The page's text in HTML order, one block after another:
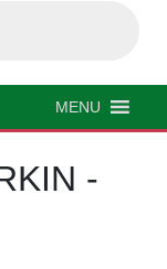
MENU
-